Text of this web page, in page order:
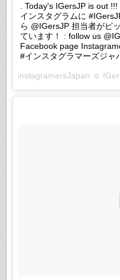
. Today's IGersJP is out
インスタグラムに
ら @IGersJP 担当者がピ
ています！ : follow us
Facebook page
#インスタグラマーズジ